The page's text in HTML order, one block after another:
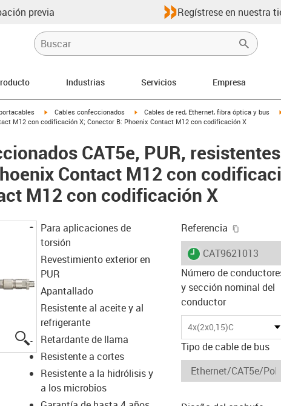
previa Regístrese en nuestra
Industrias Servicios Empresa
igus-icon-arrow-right
Cables confeccionados igus-icon-arrow-right
Cables de red, Ethernet, fibra óptica y bus
M12 con codificación X; Conector B: Phoenix Contact M12 con codificación X
CAT5e, PUR,
Contact M12 con
M12 con codificación X
igus-icon-lupe
Para aplicaciones de
torsión
Revestimiento exterior en
PUR
Apantallado
Resistente al aceite y al
refrigerante
Retardante de llama
Resistente a cortes
Resistente a la hidrólisis y
a los microbios
Referencia
igus-icon-lieferzeit
CAT9621013
Número de
y sección nominal del
conductor
4x(2x0,15)C
Tipo de cable de bus